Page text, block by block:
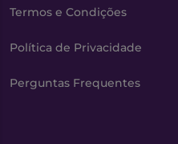
Termos e Condições
Política de Privacidade
Perguntas Frequentes